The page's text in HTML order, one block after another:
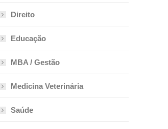
Direito
Educação
MBA / Gestão
Medicina Veterinária
Saúde